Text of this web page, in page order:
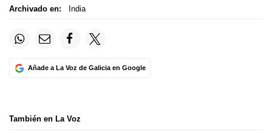
Archivado en: India
Añade a La Voz de Galicia en Google
También en La Voz